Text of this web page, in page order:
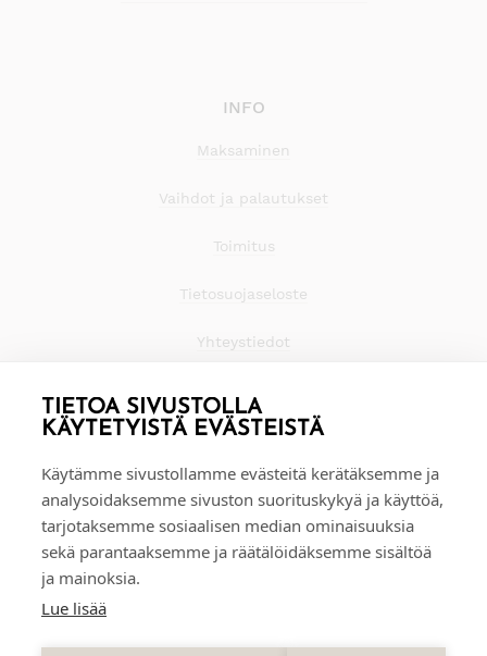
TIETOA SIVUSTOLLA
KÄYTETYISTÄ EVÄSTEISTÄ
Käytämme sivustollamme evästeitä kerätäksemme ja
analysoidaksemme sivuston suorituskykyä ja käyttöä,
tarjotaksemme sosiaalisen median ominaisuuksia
sekä parantaaksemme ja räätälöidäksemme sisältöä
ja mainoksia.
Lue lisää
INFO
Maksaminen
Vaihdot ja palautukset
Toimitus
Tietosuojaseloste
Yhteystiedot